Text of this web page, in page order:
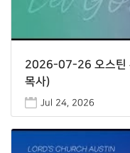
2026-07-26 오스틴
목사)
Jul 24, 2026